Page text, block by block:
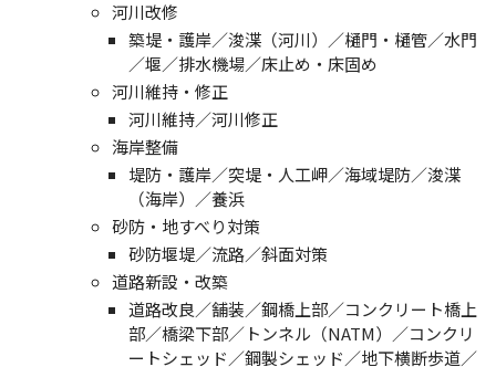
河川改修
築堤・護岸／浚渫（河川）／樋門・樋管／水門
／堰／排水機場／床止め・床固め
河川維持・修正
河川維持／河川修正
海岸整備
堤防・護岸／突堤・人工岬／海域堤防／浚渫
（海岸）／養浜
砂防・地すべり対策
砂防堰堤／流路／斜面対策
道路新設・改築
道路改良／舗装／鋼橋上部／コンクリート橋上
部／橋梁下部／トンネル（NATM）／コンクリ
ートシェッド／鋼製シェッド／地下横断歩道／